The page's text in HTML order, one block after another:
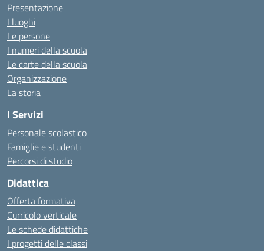
Presentazione
I luoghi
Le persone
I numeri della scuola
Le carte della scuola
Organizzazione
La storia
I Servizi
Personale scolastico
Famiglie e studenti
Percorsi di studio
Didattica
Offerta formativa
Curricolo verticale
Le schede didattiche
I progetti delle classi